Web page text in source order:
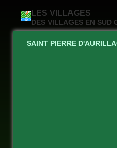
LES VILLAGES
DES VILLAGES EN SUD
SAINT PIERRE